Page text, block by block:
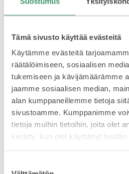
Tämä sivusto käyttää evästeitä
Käytämme evästeitä
räätälöimiseen, sosiaalisen
tukemiseen ja kävijämäärämme
jaamme sosiaalisen median,
alan kumppaneillemme tietoja
sivustoamme. Kumppanimme
tietoja muihin tietoihin, joita olet
kerätty, kun olet käyttänyt heidän
Imatrankosken portit avattiin,
Saimaa Cycle Tour -
polkemaan 300 kilometrin
pyöräilijän voimin Sibeliuksen